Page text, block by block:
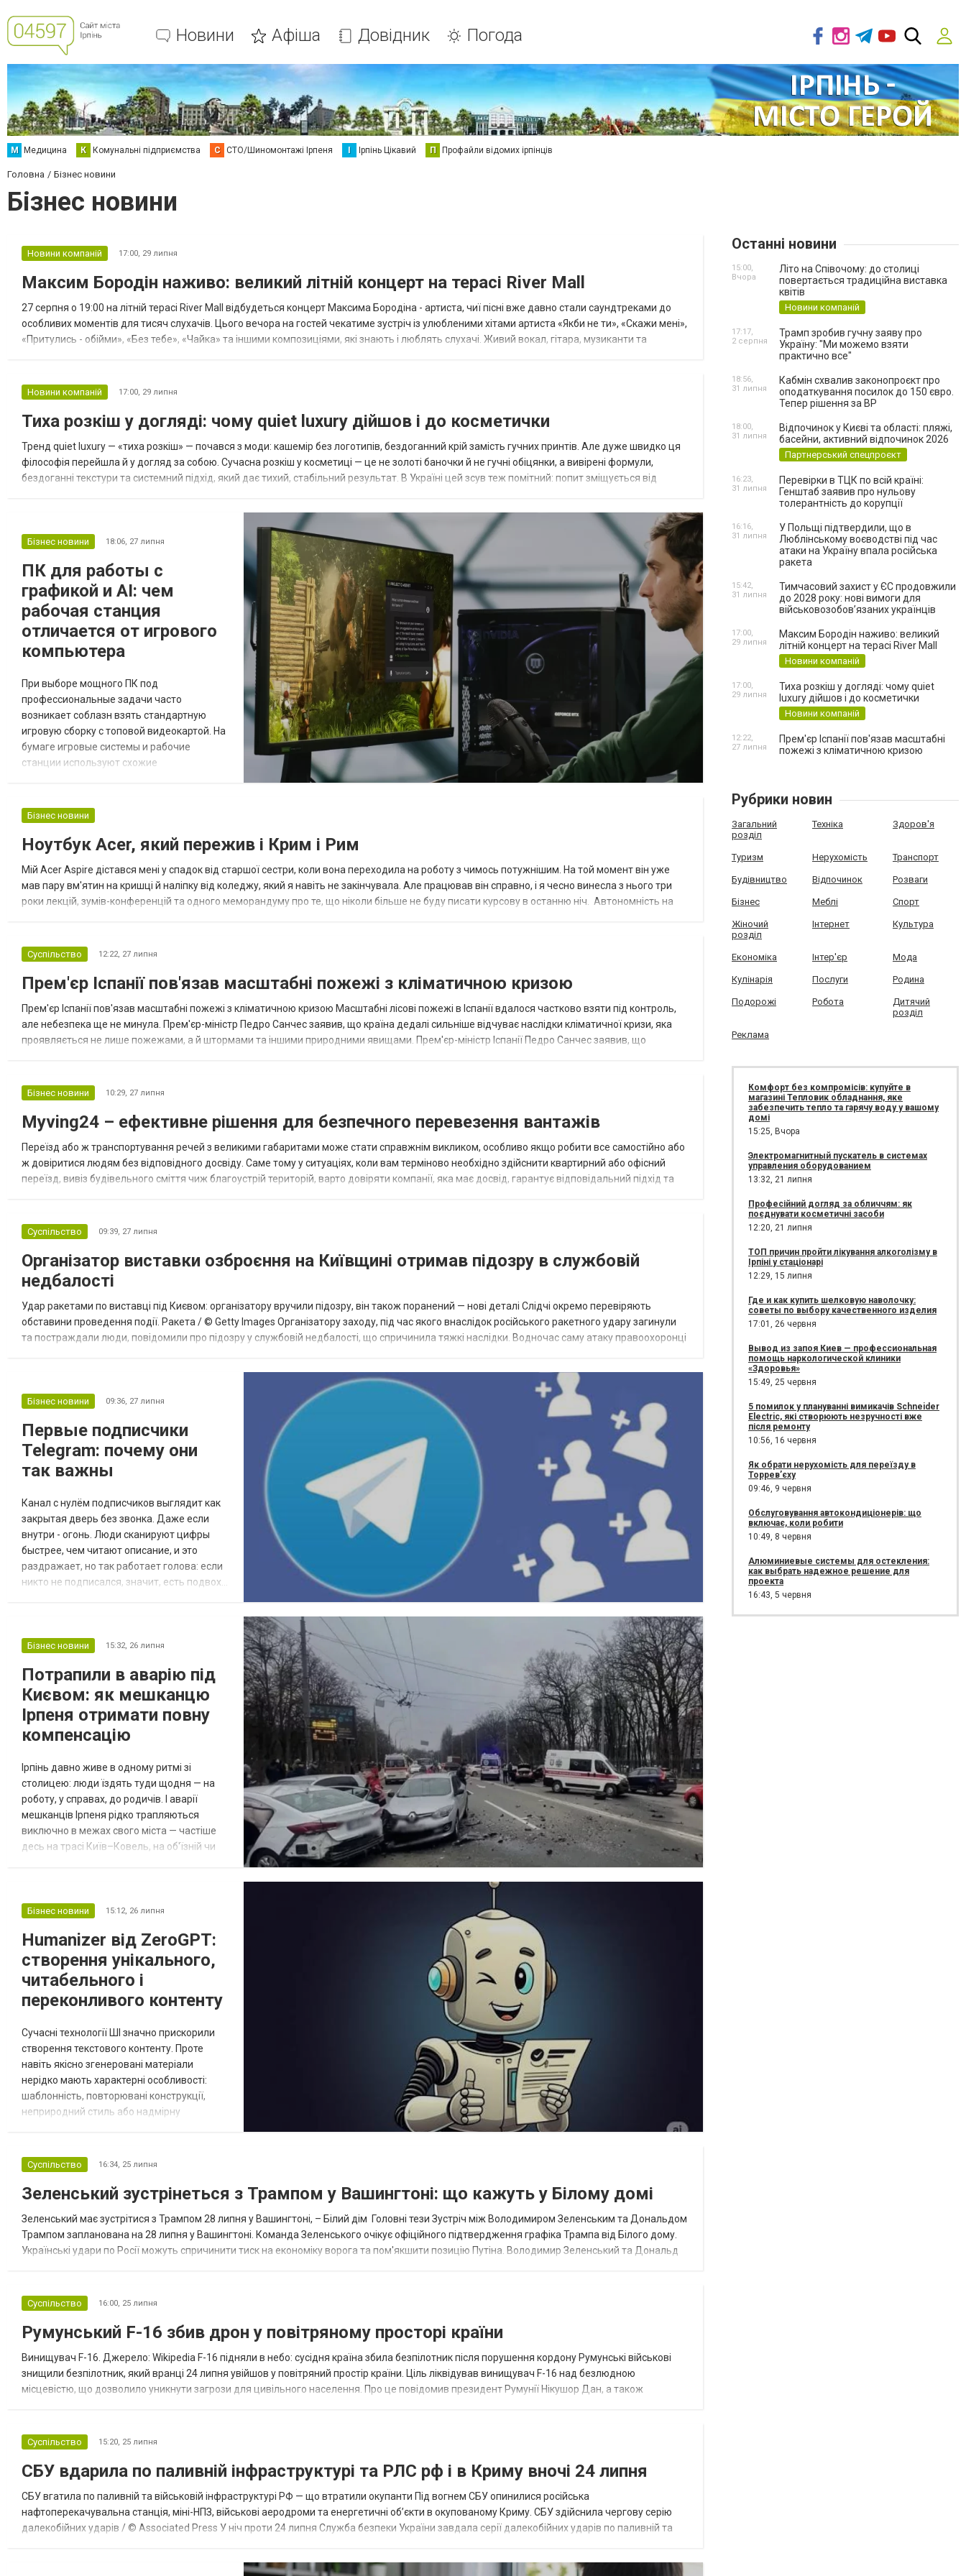
Новини Афіша Довідник Погода
М Медицина К Комунальні підприємства С СТО/Шиномонтажі Ірпеня І Ірпінь Цікавий П Профайли відомих ірпінців
Головна Бізнес новини
Бізнес новини
Новини компаній 17:00, 29 липня
Максим Бородін наживо: великий літній концерт на терасі River Mall
27 серпня о 19:00 на літній терасі River Mall відбудеться концерт Максима Бородіна - артиста, чиї пісні вже давно стали саундтреками до
особливих моментів для тисяч слухачів. Цього вечора на гостей чекатиме зустріч із улюбленими хітами артиста «Якби не ти», «Скажи мені»,
«Притулись - обійми», «Без тебе», «Чайка» та іншими композиціями, які знають і люблять слухачі. Живий вокал, гітара, музиканти та
Новини компаній 17:00, 29 липня
Тиха розкіш у догляді: чому quiet luxury дійшов і до косметички
Тренд quiet luxury — «тиха розкіш» — почався з моди: кашемір без логотипів, бездоганний крій замість гучних принтів. Але дуже швидко ця
філософія перейшла й у догляд за собою. Сучасна розкіш у косметиці — це не золоті баночки й не гучні обіцянки, а вивірені формули,
бездоганні текстури та системний підхід, який дає тихий, стабільний результат. В Україні цей зсув теж помітний: попит зміщується від
Бізнес новини 18:06, 27 липня
ПК для работы с
графикой и AI: чем
рабочая станция
отличается от игрового
компьютера
При выборе мощного ПК под
профессиональные задачи часто
возникает соблазн взять стандартную
игровую сборку с топовой видеокартой. На
бумаге игровые системы и рабочие
станции используют схожие
кардинально отличаются. Разберемся,
почему игровой ПК может стать «узким
местом» в рабочих сценариях.
Видеопамять и архитектурные приоритеты
Для игр ключевым показателем остается
чистая вычислительная мощность гр...
Бізнес новини
Ноутбук Acer, який пережив і Крим і Рим
Мій Acer Aspire дістався мені у спадок від старшої сестри, коли вона переходила на роботу з чимось потужнішим. На той момент він уже
мав пару вм'ятин на кришці й наліпку від коледжу, який я навіть не закінчувала. Але працював він справно, і я чесно винесла з нього три
роки лекцій, зумів-конференцій та одного меморандуму про те, що ніколи більше не буду писати курсову в останню ніч. Автономність на
Суспільство 12:22, 27 липня
Прем'єр Іспанії пов'язав масштабні пожежі з кліматичною кризою
Прем'єр Іспанії пов'язав масштабні пожежі з кліматичною кризою Масштабні лісові пожежі в Іспанії вдалося частково взяти під контроль,
але небезпека ще не минула. Прем'єр-міністр Педро Санчес заявив, що країна дедалі сильніше відчуває наслідки кліматичної кризи, яка
проявляється не лише пожежами, а й штормами та іншими природними явищами. Прем'єр-міністр Іспанії Педро Санчес заявив, що
Бізнес новини 10:29, 27 липня
Myving24 – ефективне рішення для безпечного перевезення вантажів
Переїзд або ж транспортування речей з великими габаритами може стати справжнім викликом, особливо якщо робити все самостійно або
ж довіритися людям без відповідного досвіду. Саме тому у ситуаціях, коли вам терміново необхідно здійснити квартирний або офісний
переїзд, вивіз будівельного сміття чиж благоустрій територій, варто довіряти компанії, яка має досвід, гарантує відповідальний підхід та
Суспільство 09:39, 27 липня
Організатор виставки озброєння на Київщині отримав підозру в службовій
недбалості
Удар ракетами по виставці під Києвом: організатору вручили підозру, він також поранений — нові деталі Слідчі окремо перевіряють
обставини проведення події. Ракета / © Getty Images Організатору заходу, під час якого внаслідок російського ракетного удару загинули
та постраждали люди, повідомили про підозру у службовій недбалості, що спричинила тяжкі наслідки. Водночас саму атаку правоохоронці
Бізнес новини 09:36, 27 липня
Первые подписчики
Telegram: почему они
так важны
Канал с нулём подписчиков выглядит как
закрытая дверь без звонка. Даже если
внутри - огонь. Люди сканируют цифры
быстрее, чем читают описание, и это
раздражает, но так работает голова: если
никто не подписался, значит, есть подвох…
чтобы убрать этот неловкий ноль и
барьер. Важно другое: что дальше
делать...
Бізнес новини 15:32, 26 липня
Потрапили в аварію під
Києвом: як мешканцю
Ірпеня отримати повну
компенсацію
Ірпінь давно живе в одному ритмі зі
столицею: люди їздять туди щодня — на
роботу, у справах, до родичів. І аварії
мешканців Ірпеня рідко трапляються
виключно в межах свого міста — частіше
десь на трасі Київ–Ковель, на об'їзній чи
страхова спробує округлити у свій бік.
Сталась пригода на в'їзді в Ірпін...
Бізнес новини 15:12, 26 липня
Humanizer від ZeroGPT:
створення унікального,
читабельного і
переконливого контенту
Сучасні технології ШІ значно прискорили
створення текстового контенту. Проте
навіть якісно згенеровані матеріали
нерідко мають характерні особливості:
шаблонність, повторювані конструкції,
неприродний стиль або надмірну
більш читабельною і зрозумілою,
зберігаючи основний зміст та логіку
викладення. Це актуально для авторів
статей, маркетологів, студентів, власників
бізнесу та всіх, хто...
Суспільство 16:34, 25 липня
Зеленський зустрінеться з Трампом у Вашингтоні: що кажуть у Білому домі
Зеленський має зустрітися з Трампом 28 липня у Вашингтоні, – Білий дім Головні тези Зустріч між Володимиром Зеленським та Дональдом
Трампом запланована на 28 липня у Вашингтоні. Команда Зеленського очікує офіційного підтвердження графіка Трампа від Білого дому.
Українські удари по Росії можуть спричинити тиск на економіку ворога та пом'якшити позицію Путіна. Володимир Зеленський та Дональд
Суспільство 16:00, 25 липня
Румунський F-16 збив дрон у повітряному просторі країни
Винищувач F-16. Джерело: Wikipedia F-16 підняли в небо: сусідня країна збила безпілотник після порушення кордону Румунські військові
знищили безпілотник, який вранці 24 липня увійшов у повітряний простір країни. Ціль ліквідував винищувач F-16 над безлюдною
місцевістю, що дозволило уникнути загрози для цивільного населення. Про це повідомив президент Румунії Нікушор Дан, а також
Суспільство 15:20, 25 липня
СБУ вдарила по паливній інфраструктурі та РЛС рф і в Криму вночі 24 липня
СБУ вгатила по паливній та військовій інфраструктурі РФ — що втратили окупанти Під вогнем СБУ опинилися російська
нафтоперекачувальна станція, міні-НПЗ, військові аеродроми та енергетичні об’єкти в окупованому Криму. СБУ здійснила чергову серію
далекобійних ударів / © Associated Press У ніч проти 24 липня Служба безпеки України завдала серії далекобійних ударів по паливній та
Останні новини
Літо на Співочому: до столиці
повертається традиційна виставка
квітів
Новини компаній
15:00,
Вчора
Трамп зробив гучну заяву про
Україну: "Ми можемо взяти
практично все"
17:17,
2 серпня
Кабмін схвалив законопроєкт про
оподаткування посилок до 150 євро.
Тепер рішення за ВР
18:56,
31 липня
Відпочинок у Києві та області: пляжі,
басейни, активний відпочинок 2026
Партнерський спецпроєкт
18:00,
31 липня
Перевірки в ТЦК по всій країні:
Генштаб заявив про нульову
толерантність до корупції
16:23,
31 липня
У Польщі підтвердили, що в
Люблінському воєводстві під час
атаки на Україну впала російська
ракета
16:16,
31 липня
Тимчасовий захист у ЄС продовжили
до 2028 року: нові вимоги для
військовозобов’язаних українців
15:42,
31 липня
Максим Бородін наживо: великий
літній концерт на терасі River Mall
Новини компаній
17:00,
29 липня
Тиха розкіш у догляді: чому quiet
luxury дійшов і до косметички
Новини компаній
17:00,
29 липня
Прем'єр Іспанії пов'язав масштабні
пожежі з кліматичною кризою
12:22,
27 липня
Рубрики новин
Загальний
розділ
Техніка Здоров'я
Туризм Нерухомість Транспорт
Будівництво Відпочинок Розваги
Бізнес Меблі Спорт
Жіночий
розділ
Інтернет Культура
Економіка Інтер'єр Мода
Кулінарія Послуги Родина
Подорожі Робота
Дитячий
розділ
Реклама
Комфорт без компромісів: купуйте в
магазині Тепловик обладнання, яке
забезпечить тепло та гарячу воду у вашому
домі
15:25, Вчора
Электромагнитный пускатель в системах
управления оборудованием
13:32, 21 липня
Професійний догляд за обличчям: як
поєднувати косметичні засоби
12:20, 21 липня
ТОП причин пройти лікування алкоголізму в
Ірпіні у стаціонарі
12:29, 15 липня
Где и как купить шелковую наволочку:
советы по выбору качественного изделия
17:01, 26 червня
Вывод из запоя Киев — профессиональная
помощь наркологической клиники
«Здоровья»
15:49, 25 червня
5 помилок у плануванні вимикачів Schneider
Electric, які створюють незручності вже
після ремонту
10:56, 16 червня
Як обрати нерухомість для переїзду в
Торрев’єху
09:46, 9 червня
Обслуговування автокондиціонерів: що
включає, коли робити
10:49, 8 червня
Алюминиевые системы для остекления:
как выбрать надежное решение для
проекта
16:43, 5 червня